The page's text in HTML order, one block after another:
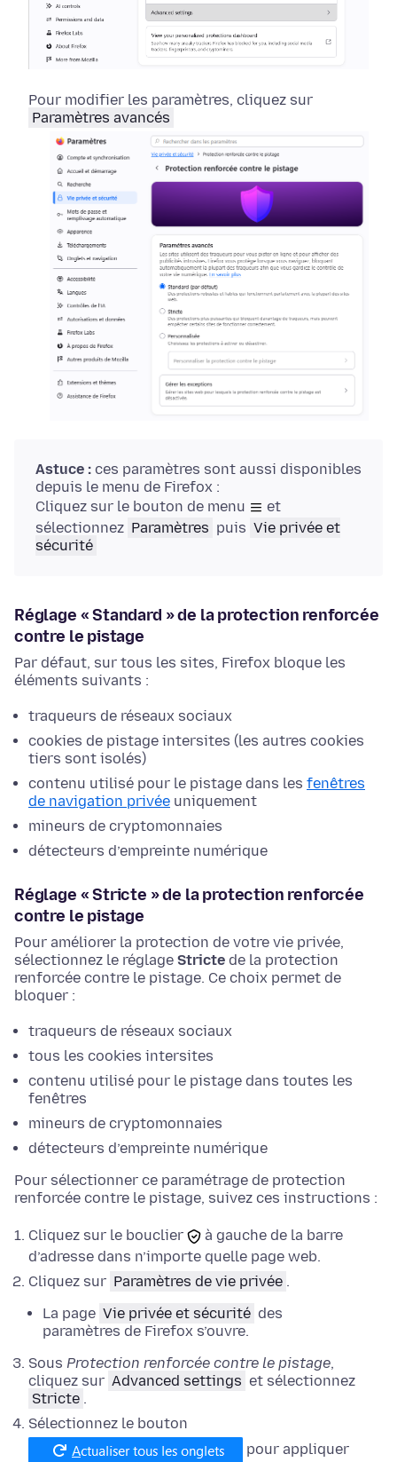
Pour modifier les paramètres, cliquez sur
Paramètres avancés
Astuce : ces paramètres sont aussi disponibles
depuis le menu de Firefox :
Cliquez sur le bouton de menu
et
sélectionnez Paramètres puis Vie privée et
sécurité
Réglage « Standard » de la protection renforcée
contre le pistage
Par défaut, sur tous les sites, Firefox bloque les
éléments suivants :
traqueurs de réseaux sociaux
cookies de pistage intersites (les autres cookies
tiers sont isolés)
contenu utilisé pour le pistage dans les fenêtres
de navigation privée uniquement
mineurs de cryptomonnaies
détecteurs d’empreinte numérique
Réglage « Stricte » de la protection renforcée
contre le pistage
Pour améliorer la protection de votre vie privée,
sélectionnez le réglage Stricte de la protection
renforcée contre le pistage. Ce choix permet de
bloquer :
traqueurs de réseaux sociaux
tous les cookies intersites
contenu utilisé pour le pistage dans toutes les
fenêtres
mineurs de cryptomonnaies
détecteurs d’empreinte numérique
Pour sélectionner ce paramétrage de protection
renforcée contre le pistage, suivez ces instructions :
Cliquez sur le bouclier
à gauche de la barre
d’adresse dans n’importe quelle page web.
Cliquez sur Paramètres de vie privée .
La page Vie privée et sécurité des
paramètres de Firefox s’ouvre.
Sous Protection renforcée contre le pistage,
cliquez sur Advanced settings et sélectionnez
Stricte .
Sélectionnez le bouton
pour appliquer